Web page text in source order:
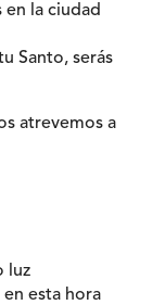
la ciudad
Santo, serás
atrevemos a
luz
esta hora